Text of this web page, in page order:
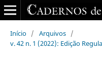
Início / Arquivos /
v. 42 n. 1 (2022): Edição